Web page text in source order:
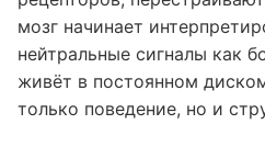
мозг начинает
нейтральные сигналы как
живёт в постоянном
только поведение, но и